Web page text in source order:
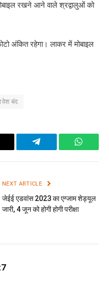
रखने आने वाले श्रद्वालुओं को
अंकित रहेगा। लाकर में मोबाइल
बंद
Telegram
NEXT ARTICLE
जेईई एडवांस 2023 का एग्जाम शेड्यूल
जारी, 4 जून को होगी होगी परीक्षा